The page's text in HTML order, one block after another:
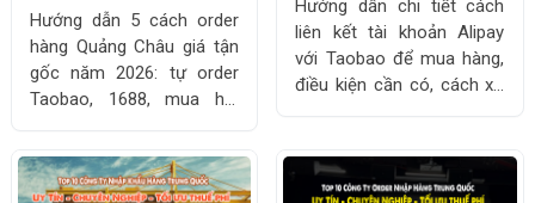
Hướng dẫn 5 cách order
hàng Quảng Châu giá tận
gốc năm 2026: tự order
Taobao, 1688, mua hộ,
sẻ bí quyết nhập hàng lời
cao, hạn chế rủi ro.
Hướng dẫn chi tiết cách
liên kết tài khoản Alipay
với Taobao để mua hàng,
điều kiện cần có, cách xử